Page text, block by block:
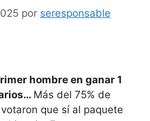
por seresponsable
hombre en ganar 1
Más del 75% de
que sí al paquete